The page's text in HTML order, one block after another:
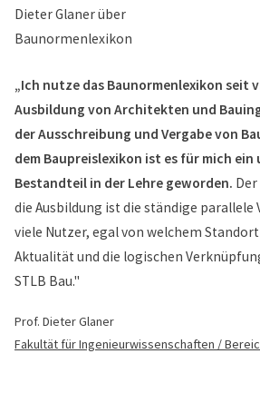
„Ich nutze das Baunormenlexikon seit
Ausbildung von Architekten und
der Ausschreibung und Vergabe von
dem Baupreislexikon ist es für mich
Bestandteil in der Lehre geworden.
die Ausbildung ist die ständige
viele Nutzer, egal von welchem
Aktualität und die logischen
STLB Bau."
Prof. Dieter Glaner
Fakultät für Ingenieurwissenschaften /